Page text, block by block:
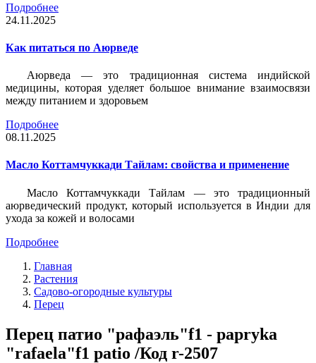
Подробнее
24.11.2025
Как питаться по Аюрведе
Аюрведа — это традиционная система индийской
медицины, которая уделяет большое внимание взаимосвязи
между питанием и здоровьем
Подробнее
08.11.2025
Масло Коттамчуккади Тайлам: свойства и применение
Масло Коттамчуккади Тайлам — это традиционный
аюрведический продукт, который используется в Индии для
ухода за кожей и волосами
Подробнее
Главная
Растения
Садово-огородные культуры
Перец
Перец патио "рафаэль"f1 - papryka
"rafaela"f1 patio /Код r-2507